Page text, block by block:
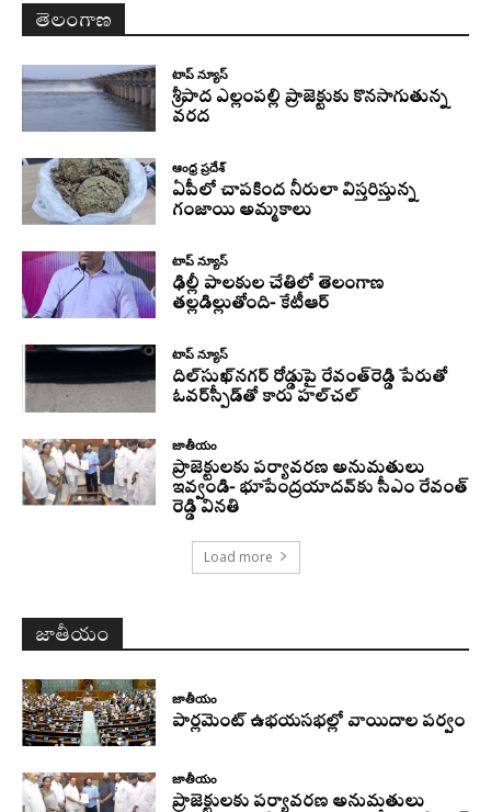
తెలంగాణ
టాప్ న్యూస్
శ్రీపాద ఎల్లంపల్లి ప్రాజెక్టుకు కొనసాగుతున్న
వరద
ఆంధ్ర ప్రదేశ్
ఏపీలో చాపకింద నీరులా విస్తరిస్తున్న
గంజాయి అమ్మకాలు
టాప్ న్యూస్
ఢిల్లీ పాలకుల చేతిలో తెలంగాణ
తల్లడిల్లుతోంది- కేటీఆర్
టాప్ న్యూస్
దిల్‌సుఖ్‌నగర్‌ రోడ్డుపై రేవంత్‌రెడ్డి పేరుతో
ఓవర్‌స్పీడ్‌తో కారు హల్‌చల్‌
జాతీయం
ప్రాజెక్టులకు పర్యావరణ అనుమతులు
ఇవ్వండి- భూపేంద్రయాదవ్‌కు సీఎం రేవంత్‌
రెడ్డి వినతి
Load more
జాతీయం
జాతీయం
పార్లమెంట్ ఉభయసభల్లో వాయిదాల పర్వం
జాతీయం
ప్రాజెక్టులకు పర్యావరణ అనుమతులు